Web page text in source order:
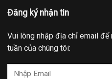
Đăng ký nhận tin
Vui lòng nhập địa chỉ email để
tuần của chúng tôi: